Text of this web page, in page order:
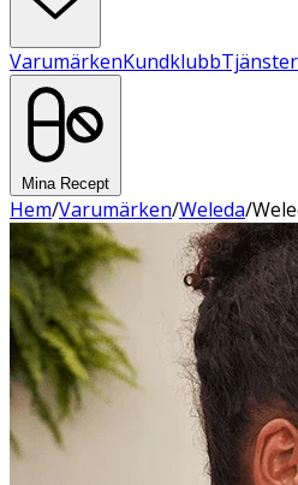
VarumärkenKundklubbTjänster
Mina Recept
Hem/Varumärken/Weleda/